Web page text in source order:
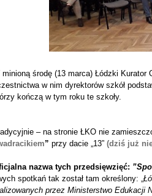
minioną środę (13 marca) Łódzki Kurator
w nim dyrektorów szkół
kończą w tym roku te szkoły.
– na stronie ŁKO nie
” przy dacie „13” (dziś już
nazwa tych przedsięwzięć: ”
spotkań tak został tam określony: „
przez Ministerstwo Edukacji